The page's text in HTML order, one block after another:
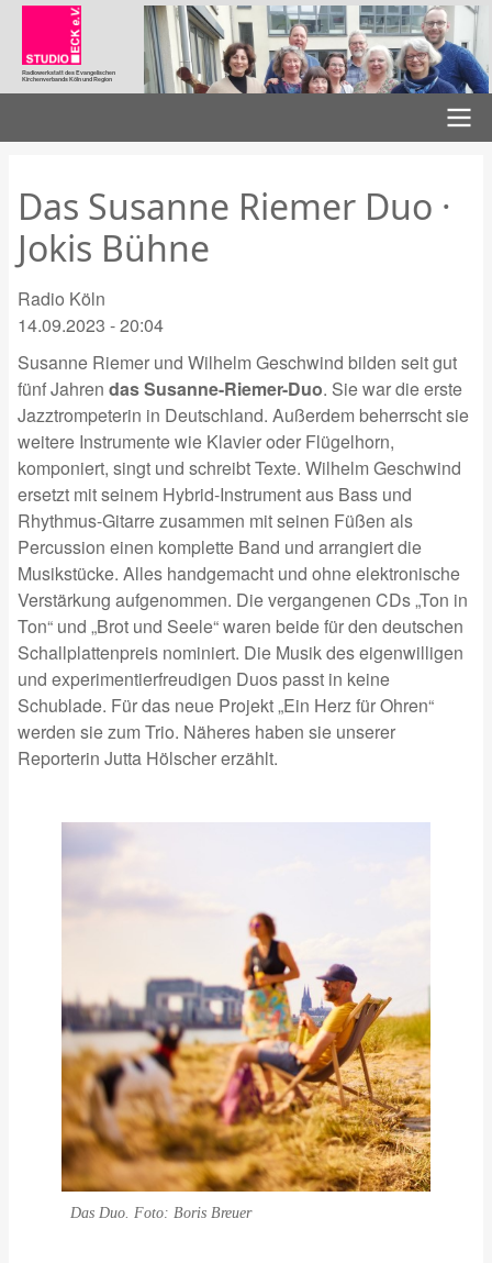
Direkt
Inhalt
Radiowerkstatt des Evangelischen
Kirchenverbands Köln und Region
Das Susanne Riemer Duo ·
Jokis Bühne
Radio Köln
14.09.2023 - 20:04
Susanne Riemer und Wilhelm Geschwind bilden seit gut
fünf Jahren das Susanne-Riemer-Duo. Sie war die erste
Jazztrompeterin in Deutschland. Außerdem beherrscht sie
weitere Instrumente wie Klavier oder Flügelhorn,
komponiert, singt und schreibt Texte. Wilhelm Geschwind
ersetzt mit seinem Hybrid-Instrument aus Bass und
Rhythmus-Gitarre zusammen mit seinen Füßen als
Percussion einen komplette Band und arrangiert die
Musikstücke. Alles handgemacht und ohne elektronische
Verstärkung aufgenommen. Die vergangenen CDs „Ton in
Ton“ und „Brot und Seele“ waren beide für den deutschen
Schallplattenpreis nominiert. Die Musik des eigenwilligen
und experimentierfreudigen Duos passt in keine
Schublade. Für das neue Projekt „Ein Herz für Ohren“
werden sie zum Trio. Näheres haben sie unserer
Reporterin Jutta Hölscher erzählt.
Das Duo. Foto: Boris Breuer